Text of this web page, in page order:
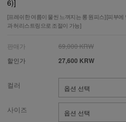
6)]
[프레쉬한 여름이 물씬 느껴지는 롱 원피스] [피부
과 허리스트링으로 조절이 가능]
판매가
69,000 KRW
할인가
27,600 KRW
컬러
사이즈